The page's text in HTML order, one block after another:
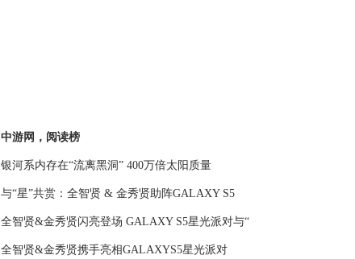
中游网，阅读榜
银河系内存在“流离黑洞” 400万倍太阳质量
与“星”共赏：全智贤 & 金秀贤助阵GALAXY S5
全智贤&金秀贤闪亮登场 GALAXY S5星光派对与“
全智贤&金秀贤携手亮相GALAXYS5星光派对